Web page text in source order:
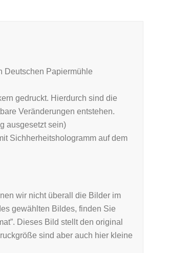
Deutschen Papiermühle
gedruckt. Hierdurch sind die
Veränderungen entstehen.
ausgesetzt sein)
Sichherheitshologramm auf dem
wir nicht überall die Bilder im
gewählten Bildes, finden Sie
Dieses Bild stellt den original
sind aber auch hier kleine